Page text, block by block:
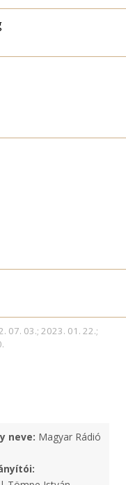
07. 03.; 2023. 01. 22.;
neve: Magyar Rádió